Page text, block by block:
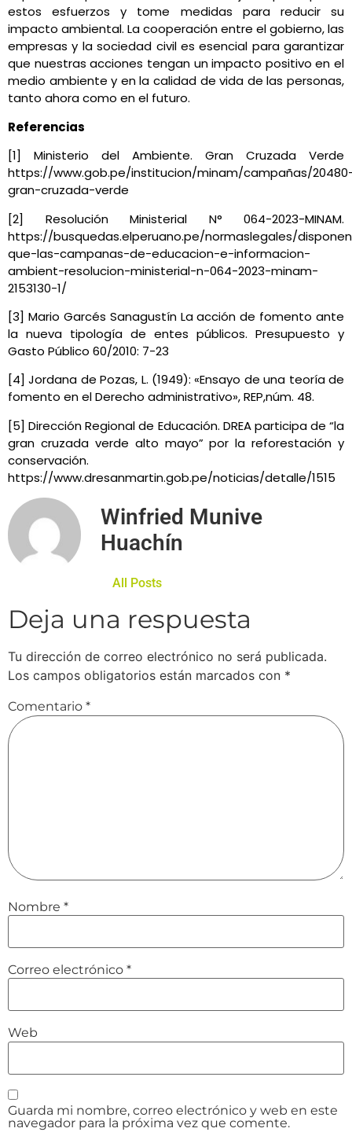
estos esfuerzos y tome medidas para reducir su
impacto ambiental. La cooperación entre el gobierno, las
empresas y la sociedad civil es esencial para garantizar
que nuestras acciones tengan un impacto positivo en el
medio ambiente y en la calidad de vida de las personas,
tanto ahora como en el futuro.
Referencias
[1] Ministerio del Ambiente. Gran Cruzada Verde
https://www.gob.pe/institucion/minam/campañas/
gran-cruzada-verde
[2] Resolución Ministerial N° 064-2023-MINAM.
https://busquedas.elperuano.pe/normaslegales/
que-las-campanas-de-educacion-e-informacion-
ambient-resolucion-ministerial-n-064-2023-minam-
2153130-1/
[3] Mario Garcés Sanagustín La acción de fomento ante
la nueva tipología de entes públicos. Presupuesto y
Gasto Público 60/2010: 7-23
[4] Jordana de Pozas, L. (1949): «Ensayo de una teoría de
fomento en el Derecho administrativo», REP,núm. 48.
[5] Dirección Regional de Educación. DREA participa de “la
gran cruzada verde alto mayo” por la reforestación y
conservación.
https://www.dresanmartin.gob.pe/noticias/detalle/1515
Winfried Munive
Huachín
All Posts
Deja una respuesta
Tu dirección de correo electrónico no será publicada.
Los campos obligatorios están marcados con *
Comentario *
Nombre *
Correo electrónico *
Web
Guarda mi nombre, correo electrónico y web en este
navegador para la próxima vez que comente.